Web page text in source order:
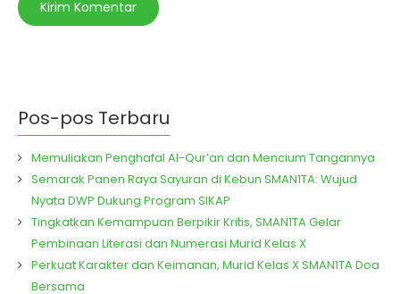
Pos-pos Terbaru
Memuliakan Penghafal Al-Qur’an dan Mencium Tangannya
Semarak Panen Raya Sayuran di Kebun SMAN1TA: Wujud
Nyata DWP Dukung Program SIKAP
Tingkatkan Kemampuan Berpikir Kritis, SMAN1TA Gelar
Pembinaan Literasi dan Numerasi Murid Kelas X
Perkuat Karakter dan Keimanan, Murid Kelas X SMAN1TA Doa
Bersama